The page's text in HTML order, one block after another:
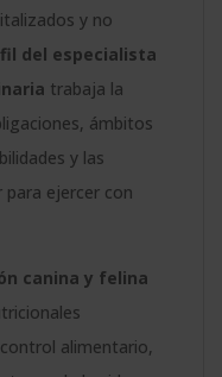
y no
del especialista
trabaja la
ámbitos
y las
para ejercer con
canina y felina
alimentario,